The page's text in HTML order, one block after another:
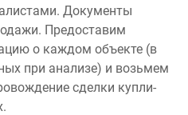
Документы
Предоставим
о каждом объекте (в
при анализе) и возьмем
сделки купли-